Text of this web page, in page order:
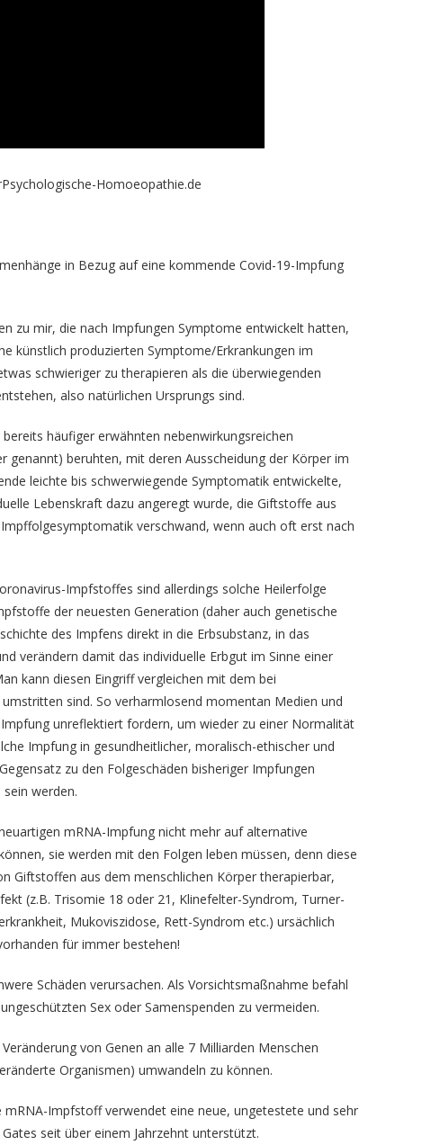
Homoeopathie.de
in Bezug auf eine kommende Covid-19-Impfung
zu mir, die nach Impfungen Symptome entwickelt hatten,
künstlich produzierten Symptome/Erkrankungen im
schwieriger zu therapieren als die überwiegenden
also natürlichen Ursprungs sind.
häufiger erwähnten nebenwirkungsreichen
beruhten, mit deren Ausscheidung der Körper im
leichte bis schwerwiegende Symptomatik entwickelte,
Lebenskraft dazu angeregt wurde, die Giftstoffe aus
verschwand, wenn auch oft erst nach
Impfstoffes sind allerdings solche Heilerfolge
der neuesten Generation (daher auch genetische
des Impfens direkt in die Erbsubstanz, in das
verändern damit das individuelle Erbgut im Sinne einer
kann diesen Eingriff vergleichen mit dem bei
sind. So verharmlosend momentan Medien und
unreflektiert fordern, um wieder zu einer Normalität
Impfung in gesundheitlicher, moralisch-ethischer und
zu den Folgeschäden bisheriger Impfungen
werden.
mRNA-Impfung nicht mehr auf alternative
sie werden mit den Folgen leben müssen, denn diese
Giftstoffen aus dem menschlichen Körper therapierbar,
(z.B. Trisomie 18 oder 21, Klinefelter-Syndrom, Turner-
Mukoviszidose, Rett-Syndrom etc.) ursächlich
für immer bestehen!
Schäden verursachen. Als Vorsichtsmaßnahme befahl
Sex oder Samenspenden zu vermeiden.
von Genen an alle 7 Milliarden Menschen
Organismen) umwandeln zu können.
Impfstoff verwendet eine neue, ungetestete und sehr
seit über einem Jahrzehnt unterstützt.